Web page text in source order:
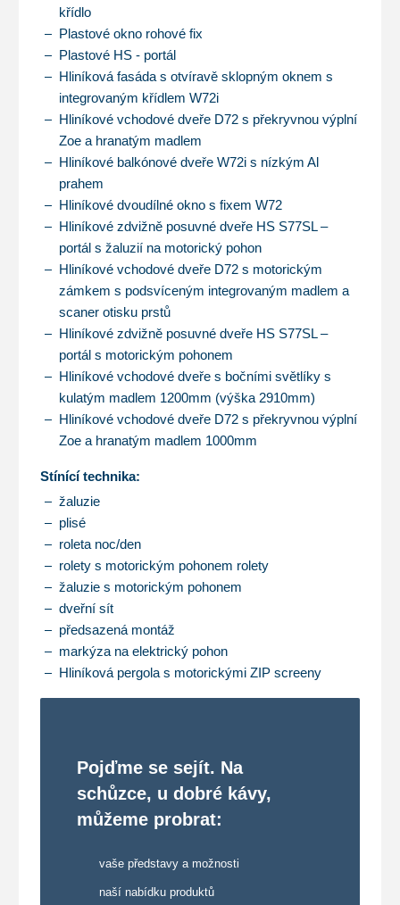
křídlo
Plastové okno rohové fix
Plastové HS - portál
Hliníková fasáda s otvíravě sklopným oknem s
integrovaným křídlem W72i
Hliníkové vchodové dveře D72 s překryvnou výplní
Zoe a hranatým madlem
Hliníkové balkónové dveře W72i s nízkým Al
prahem
Hliníkové dvoudílné okno s fixem W72
Hliníkové zdvižně posuvné dveře HS S77SL –
portál s žaluzií na motorický pohon
Hliníkové vchodové dveře D72 s motorickým
zámkem s podsvíceným integrovaným madlem a
scaner otisku prstů
Hliníkové zdvižně posuvné dveře HS S77SL –
portál s motorickým pohonem
Hliníkové vchodové dveře s bočními světlíky s
kulatým madlem 1200mm (výška 2910mm)
Hliníkové vchodové dveře D72 s překryvnou výplní
Zoe a hranatým madlem 1000mm
Stínící technika:
žaluzie
plisé
roleta noc/den
rolety s motorickým pohonem rolety
žaluzie s motorickým pohonem
dveřní sít
předsazená montáž
markýza na elektrický pohon
Hliníková pergola s motorickými ZIP screeny
Pojďme se sejít. Na
schůzce, u dobré kávy,
můžeme probrat:
vaše představy a možnosti
naší nabídku produktů